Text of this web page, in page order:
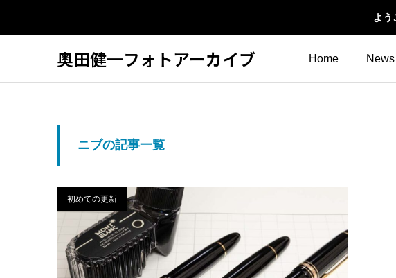
よう
奥田健一フォトアーカイブ Home News
ニブの記事一覧
初めての更新